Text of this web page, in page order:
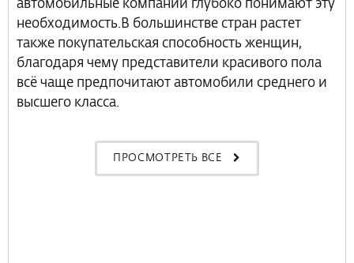
автомобильные компании глубоко понимают эту
необходимость.В большинстве стран растет
также покупательская способность женщин,
благодаря чему представители красивого пола
всё чаще предпочитают автомобили среднего и
высшего класса.
ПРОСМОТРЕТЬ ВСЕ